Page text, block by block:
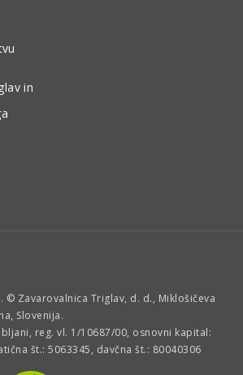
in
© Zavarovalnica Triglav, d. d., Miklošičeva
Slovenija.
reg. vl. 1/10687/00, osnovni kapital:
št.: 5063345, davčna št.: 80040306